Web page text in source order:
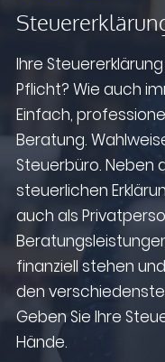
Ihre
Pflicht? Wie auch
Einfach,
Beratung.
Steuerbüro. Neben
steuerlichen
auch als
finanziell stehen
den
Geben Sie Ihre
Hände.